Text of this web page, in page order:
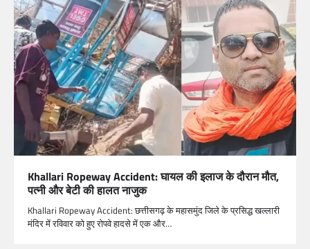
Khallari Ropeway Accident: घायल की इलाज के दौरान मौत,
पत्नी और बेटी की हालत नाजुक
Khallari Ropeway Accident: छत्तीसगढ़ के महासमुंद जिले के प्रसिद्ध खल्लारी
मंदिर में रविवार को हुए रोपवे हादसे में एक और…